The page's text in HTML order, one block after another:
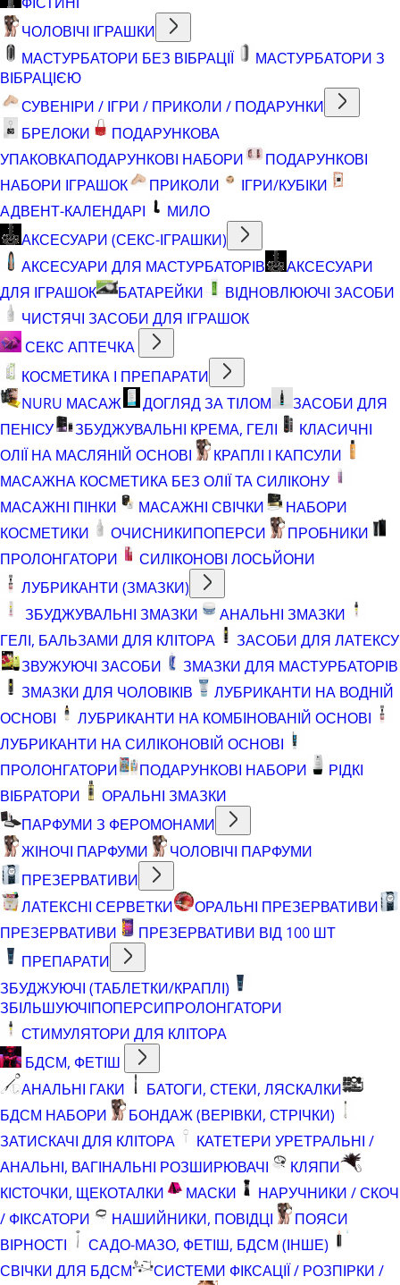
ЧОЛОВІЧІ ІГРАШКИ
МАСТУРБАТОРИ БЕЗ ВІБРАЦІЇ
МАСТУРБАТОРИ З
ВІБРАЦІЄЮ
СУВЕНІРИ / ІГРИ / ПРИКОЛИ / ПОДАРУНКИ
БРЕЛОКИ
ПОДАРУНКОВА
УПАКОВКАПОДАРУНКОВІ НАБОРИ
ПОДАРУНКОВІ
НАБОРИ ІГРАШОК
ПРИКОЛИ
ІГРИ/КУБІКИ
АДВЕНТ-КАЛЕНДАРІ
МИЛО
АКСЕСУАРИ (СЕКС-ІГРАШКИ)
АКСЕСУАРИ ДЛЯ МАСТУРБАТОРІВ
АКСЕСУАРИ
ДЛЯ ІГРАШОК
БАТАРЕЙКИ
ВІДНОВЛЮЮЧІ ЗАСОБИ
ЧИСТЯЧІ ЗАСОБИ ДЛЯ ІГРАШОК
СЕКС АПТЕЧКА
КОСМЕТИКА І ПРЕПАРАТИ
NURU МАСАЖ
ДОГЛЯД ЗА ТІЛОМ
ЗАСОБИ ДЛЯ
ПЕНІСУ
ЗБУДЖУВАЛЬНІ КРЕМА, ГЕЛІ
КЛАСИЧНІ
ОЛІЇ НА МАСЛЯНІЙ ОСНОВІ
КРАПЛІ І КАПСУЛИ
МАСАЖНА КОСМЕТИКА БЕЗ ОЛІЇ ТА СИЛІКОНУ
МАСАЖНІ ПІНКИ
МАСАЖНІ СВІЧКИ
НАБОРИ
КОСМЕТИКИ
ОЧИСНИКИПОПЕРСИ
ПРОБНИКИ
ПРОЛОНГАТОРИ
СИЛІКОНОВІ ЛОСЬЙОНИ
ЛУБРИКАНТИ (ЗМАЗКИ)
ЗБУДЖУВАЛЬНІ ЗМАЗКИ
АНАЛЬНІ ЗМАЗКИ
ГЕЛІ, БАЛЬЗАМИ ДЛЯ КЛІТОРА
ЗАСОБИ ДЛЯ ЛАТЕКСУ
ЗВУЖУЮЧІ ЗАСОБИ
ЗМАЗКИ ДЛЯ МАСТУРБАТОРІВ
ЗМАЗКИ ДЛЯ ЧОЛОВІКІВ
ЛУБРИКАНТИ НА ВОДНІЙ
ОСНОВІ
ЛУБРИКАНТИ НА КОМБІНОВАНІЙ ОСНОВІ
ЛУБРИКАНТИ НА СИЛІКОНОВІЙ ОСНОВІ
ПРОЛОНГАТОРИ
ПОДАРУНКОВІ НАБОРИ
РІДКІ
ВІБРАТОРИ
ОРАЛЬНІ ЗМАЗКИ
ПАРФУМИ З ФЕРОМОНАМИ
ЖІНОЧІ ПАРФУМИ
ЧОЛОВІЧІ ПАРФУМИ
ПРЕЗЕРВАТИВИ
ЛАТЕКСНІ СЕРВЕТКИ
ОРАЛЬНІ ПРЕЗЕРВАТИВИ
ПРЕЗЕРВАТИВИ
ПРЕЗЕРВАТИВИ ВІД 100 ШТ
ПРЕПАРАТИ
ЗБУДЖУЮЧІ (ТАБЛЕТКИ/КРАПЛІ)
ЗБІЛЬШУЮЧІПОПЕРСИПРОЛОНГАТОРИ
СТИМУЛЯТОРИ ДЛЯ КЛІТОРА
БДСМ, ФЕТІШ
АНАЛЬНІ ГАКИ
БАТОГИ, СТЕКИ, ЛЯСКАЛКИ
БДСМ НАБОРИ
БОНДАЖ (ВЕРІВКИ, СТРІЧКИ)
ЗАТИСКАЧІ ДЛЯ КЛІТОРА
КАТЕТЕРИ УРЕТРАЛЬНІ /
АНАЛЬНІ, ВАГІНАЛЬНІ РОЗШИРЮВАЧІ
КЛЯПИ
КІСТОЧКИ, ЩЕКОТАЛКИ
МАСКИ
НАРУЧНИКИ / СКОЧ
/ ФІКСАТОРИ
НАШИЙНИКИ, ПОВІДЦІ
ПОЯСИ
ВІРНОСТІ
САДО-МАЗО, ФЕТІШ, БДСМ (ІНШЕ)
СВІЧКИ ДЛЯ БДСМ
СИСТЕМИ ФІКСАЦІЇ / РОЗПІРКИ /